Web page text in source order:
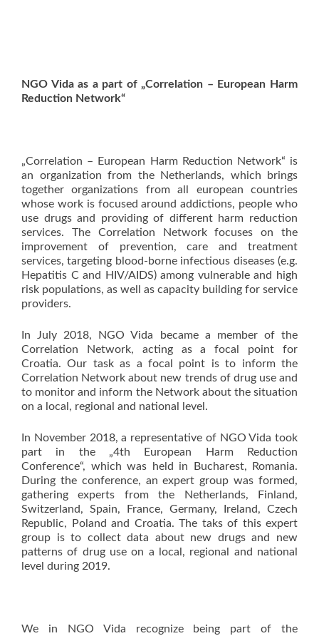
NGO Vida as a part of „Correlation – European Harm
Reduction Network“
„Correlation – European Harm Reduction Network“ is
an organization from the Netherlands, which brings
together organizations from all european countries
whose work is focused around addictions, people who
use drugs and providing of different harm reduction
services. The Correlation Network focuses on the
improvement of prevention, care and treatment
services, targeting blood-borne infectious diseases (e.g.
Hepatitis C and HIV/AIDS) among vulnerable and high
risk populations, as well as capacity building for service
providers.
In July 2018, NGO Vida became a member of the
Correlation Network, acting as a focal point for
Croatia. Our task as a focal point is to inform the
Correlation Network about new trends of drug use and
to monitor and inform the Network about the situation
on a local, regional and national level.
In November 2018, a representative of NGO Vida took
part in the „4th European Harm Reduction
Conference“, which was held in Bucharest, Romania.
During the conference, an expert group was formed,
gathering experts from the Netherlands, Finland,
Switzerland, Spain, France, Germany, Ireland, Czech
Republic, Poland and Croatia. The taks of this expert
group is to collect data about new drugs and new
patterns of drug use on a local, regional and national
level during 2019.
We in NGO Vida recognize being part of the